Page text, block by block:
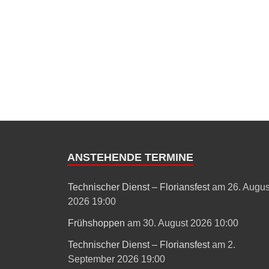
ANSTEHENDE TERMINE
Technischer Dienst – Floriansfestam 26.
2026 19:00
Frühshoppen am 30. August 2026 10:00
Technischer Dienst – Floriansfestam 2.
September 2026 19:00